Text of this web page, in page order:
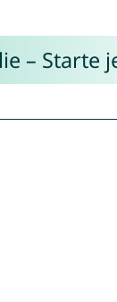
– Starte